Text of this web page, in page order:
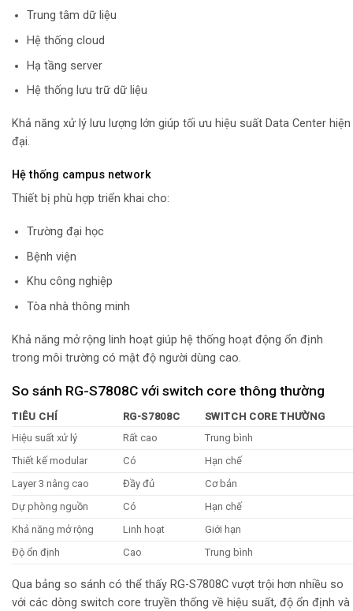
Trung tâm dữ liệu
Hệ thống cloud
Hạ tầng server
Hệ thống lưu trữ dữ liệu
Khả năng xử lý lưu lượng lớn giúp tối ưu hiệu suất Data Center hiện
đại.
Hệ thống campus network
Thiết bị phù hợp triển khai cho:
Trường đại học
Bệnh viện
Khu công nghiệp
Tòa nhà thông minh
Khả năng mở rộng linh hoạt giúp hệ thống hoạt động ổn định
trong môi trường có mật độ người dùng cao.
So sánh RG-S7808C với switch core thông thường
TIÊU CHÍ RG-S7808C
SWITCH CORE THƯỜNG
Hiệu suất xử lý
Rất cao
Trung bình
Thiết kế modular
Có
Hạn chế
Layer 3 nâng cao
Đầy đủ
Cơ bản
Dự phòng nguồn
Có
Hạn chế
Khả năng mở rộng
Linh hoạt
Giới hạn
Độ ổn định
Cao Trung bình
Qua bảng so sánh có thể thấy RG-S7808C vượt trội hơn nhiều so
với các dòng switch core truyền thống về hiệu suất, độ ổn định và